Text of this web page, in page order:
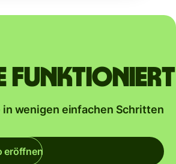
funktioniert
in wenigen einfachen Schritten
eröffnen